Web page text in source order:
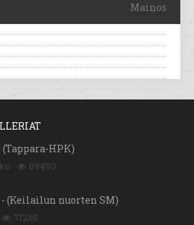
Mainos
- (Tappara-HPK)
89490
- (Keilailun nuorten SM)
71239